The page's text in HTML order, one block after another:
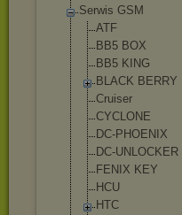
Serwis GSM
ATF
BB5 BOX
BB5 KING
BLACK BERRY
Cruiser
CYCLONE
DC-PHOENIX
DC-UNLOCKER
FENIX KEY
HCU
HTC